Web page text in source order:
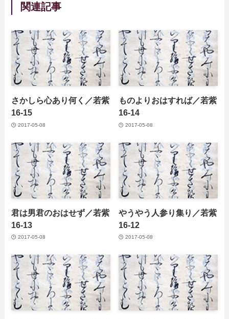
関連記事
さかしら心あり何く／若紫
16-15
2017-05-08
ものよりおはすれば／若紫
16-14
2017-05-08
君は男君のおはせず／若紫
16-13
2017-05-08
やうやう人参り集り／若紫
16-12
2017-05-08